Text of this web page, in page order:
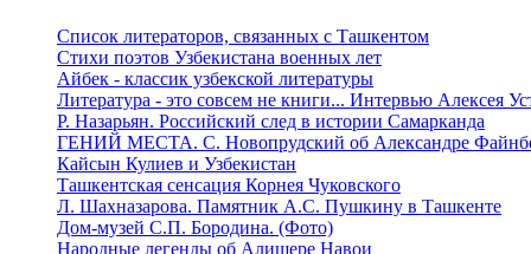
Список литераторов, связанных с Ташкентом
Стихи поэтов Узбекистана военных лет
Айбек - классик узбекской литературы
Литература - это совсем не книги... Интервью Алексея
Р. Назарьян. Российский след в истории Самарканда
ГЕНИЙ МЕСТА. C. Новопрудский об Александре
Кайсын Кулиев и Узбекистан
Ташкентская сенсация Корнея Чуковского
Л. Шахназарова. Памятник А.С. Пушкину в Ташкенте
Дом-музей С.П. Бородина. (Фото)
Народные легенды об Алишере Навои